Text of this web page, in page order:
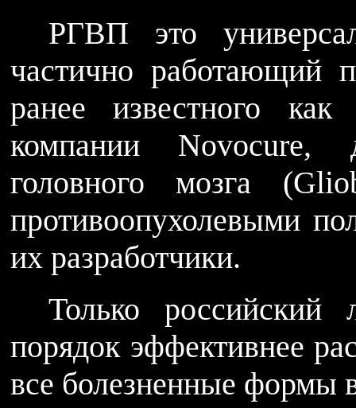
РГВП это
частично работающий
ранее известного как
компании Novocure,
головного мозга
противоопухолевыми
их разработчики.
Только
порядок эффективнее
все болезненные формы